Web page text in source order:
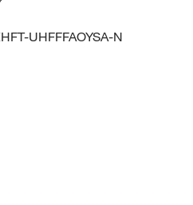
UHFFFAOYSA-N